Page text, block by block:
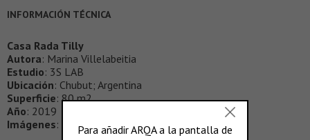
INFORMACIÓN TÉCNICA
Casa Rada Tilly
Autora: Marina Villelabeitia
Estudio: 3S LAB
Ubicación: Chubut; Argentina
Superficie: 80 m2
Año: 2019
Imágenes: Marina Villelabeitia / 3SLAB